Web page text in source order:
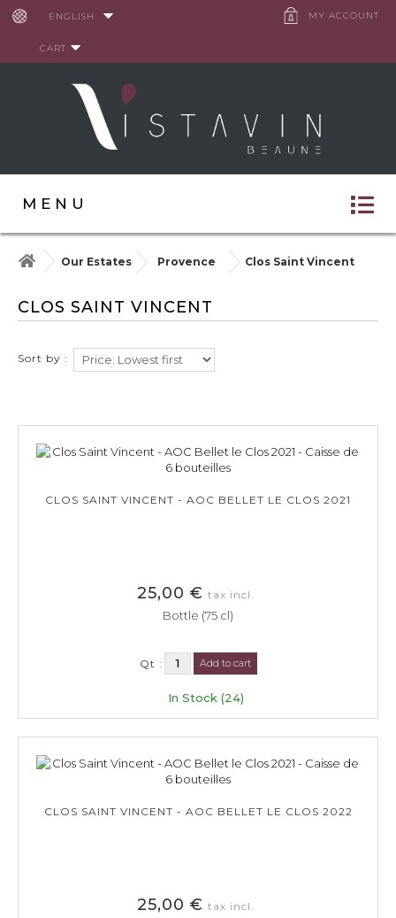
MY ACCOUNT
ENGLISH
CART
MENU
Our Estates Provence Clos Saint Vincent
CLOS SAINT VINCENT
Sort by :
CLOS SAINT VINCENT - AOC BELLET LE CLOS 2021
25,00 € tax incl.
Bottle (75 cl)
Qt : Add to cart
In Stock (24)
CLOS SAINT VINCENT - AOC BELLET LE CLOS 2022
25,00 € tax incl.
Cookies management panel